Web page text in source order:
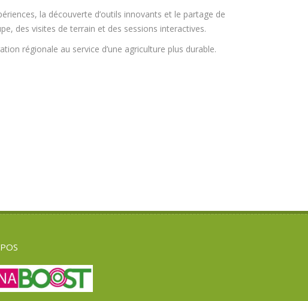
la découverte d’outils innovants et le partage de
des visites de terrain et des sessions interactives.
régionale au service d’une agriculture plus durable.